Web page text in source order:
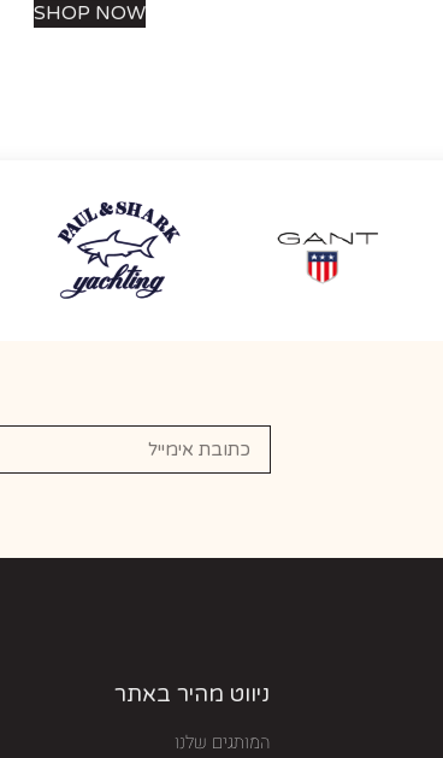
SHOP NOW
ניווט מהיר באתר
המותגים שלנו